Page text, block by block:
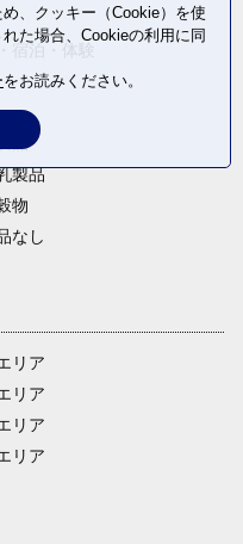
製品
物
なし
リア
リア
リア
リア
、クッキー（Cookie）を使
た場合、Cookieの利用に同
をお読みください。